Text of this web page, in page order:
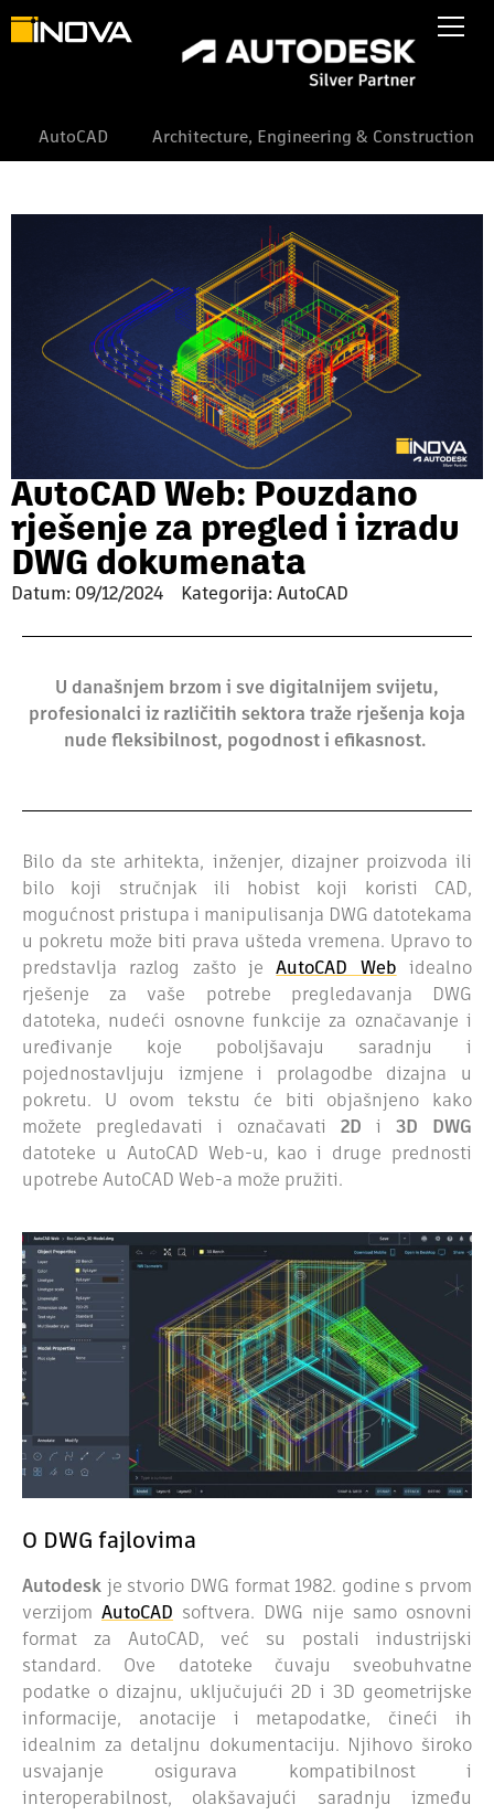
AutoCAD Architecture, Engineering & Construction
AutoCAD Web: Pouzdano
rješenje za pregled i izradu
DWG dokumenata
Datum: 09/12/2024 Kategorija: AutoCAD
U današnjem brzom i sve digitalnijem svijetu,
profesionalci iz različitih sektora traže rješenja koja
nude fleksibilnost, pogodnost i efikasnost.
Bilo da ste arhitekta, inženjer, dizajner proizvoda ili
bilo koji stručnjak ili hobist koji koristi CAD,
mogućnost pristupa i manipulisanja DWG datotekama
u pokretu može biti prava ušteda vremena. Upravo to
predstavlja razlog zašto jeAutoCAD Web idealno
rješenje za vaše potrebe pregledavanja DWG
datoteka, nudeći osnovne funkcije za označavanje i
uređivanje koje poboljšavaju saradnju i
pojednostavljuju izmjene i prolagodbe dizajna u
pokretu. U ovom tekstu će biti objašnjeno kako
možete pregledavati i označavati 2D i 3D DWG
datoteke u AutoCAD Web-u, kao i druge prednosti
upotrebe AutoCAD Web-a može pružiti.
O DWG fajlovima
Autodesk je stvorio DWG format 1982. godine s prvom
verzijom AutoCAD
softvera. DWG nije samo osnovni
format za AutoCAD, već su postali industrijski
standard. Ove datoteke čuvaju sveobuhvatne
podatke o dizajnu, uključujući 2D i 3D geometrijske
informacije, anotacije i metapodatke, čineći ih
idealnim za detaljnu dokumentaciju. Njihovo široko
usvajanje osigurava kompatibilnost i
interoperabilnost, olakšavajući saradnju između